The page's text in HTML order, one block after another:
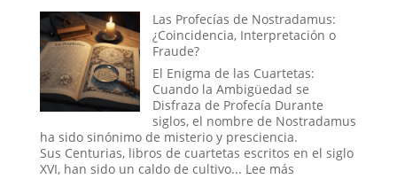
de
las
Síndrome
de
la
«Cara
Vacía»:
Cuando
el
Mundo
se
Puebla
Las Profecías de Nostradamus:
¿Coincidencia, Interpretación o
Fraude?
El Enigma de las Cuartetas:
Cuando la Ambigüedad se
Disfraza de Profecía Durante
siglos, el nombre de Nostradamus
ha sido sinónimo de misterio y presciencia.
Sus Centurias, libros de cuartetas escritos en el siglo
XVI, han sido un caldo de cultivo... Lee más: